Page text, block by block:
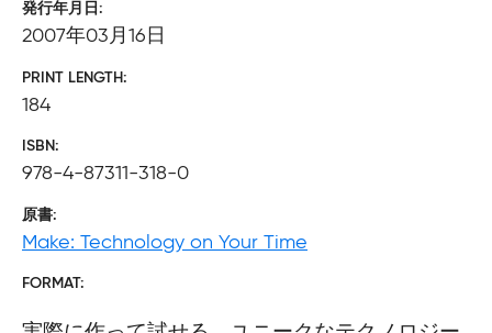
発行年月日
2007年03月16日
PRINT LENGTH
184
ISBN
978-4-87311-318-0
原書
Make: Technology on Your Time
FORMAT